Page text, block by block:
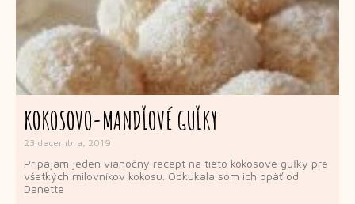
KOKOSOVO-MANDĽOVÉ GUĽKY
23 decembra, 2019
Pripájam jeden vianočný recept na tieto kokosové guľky pre
všetkých milovníkov kokosu. Odkukala som ich opäť od
Danette